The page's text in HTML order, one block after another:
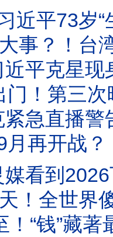
！多位预言家同时看到“遇刺危机”
川普命运？！特勤人员濒死22分钟
理师铁口预言：郑丽文将
夜爆发！大家一定要准备好，她看
中东恐全面爆发！伊朗可能
未来（新）伊朗将成最大赢家？！
帕克和《推背图》都预言了伊朗战争
剥离 ，宇宙巨变，人类在这一刻
！史上最邪门的算法，当下中国